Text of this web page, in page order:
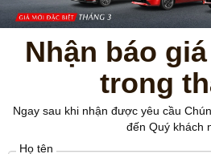
Nhận báo
trong
Ngay sau khi nhận được yêu cầu
đến Quý khách
Họ tên